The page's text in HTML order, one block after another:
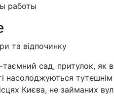
работы
та відпочинку
таємний сад, притулок, як
насолоджуються
Києва, не займаних